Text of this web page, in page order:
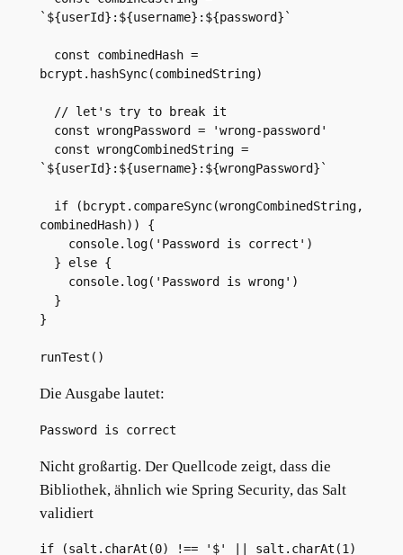
`${userId}:${username}:${password}`
bcrypt.hashSync(combinedString)
  // let's try to break it
  const wrongPassword = 'wrong-password'
`${userId}:${username}:${wrongPassword}`
combinedHash)) {
    console.log('Password is correct')
  } else {
    console.log('Password is wrong')
  }
}
runTest()
Die Ausgabe lautet:
Password is correct
Nicht großartig. Der Quellcode zeigt, dass die
Bibliothek, ähnlich wie Spring Security, das Salt
validiert
if (salt.charAt(0) !== '$' || salt.charAt(1)